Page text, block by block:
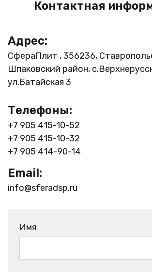
Контактная
Адрес:
СфераПлит , 356236,
Шпаковский район,
ул.Батайская 3
Телефоны:
+7 905 415-10-52
+7 905 415-10-32
+7 905 414-90-14
Email:
info@sferadsp.ru
Имя